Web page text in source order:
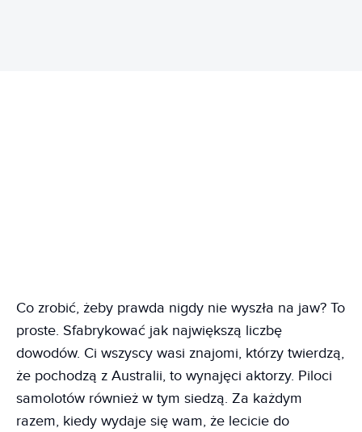
Co zrobić, żeby prawda nigdy nie wyszła na jaw? To
proste. Sfabrykować jak największą liczbę
dowodów. Ci wszyscy wasi znajomi, którzy twierdzą,
że pochodzą z Australii, to wynajęci aktorzy. Piloci
samolotów również w tym siedzą. Za każdym
razem, kiedy wydaje się wam, że lecicie do